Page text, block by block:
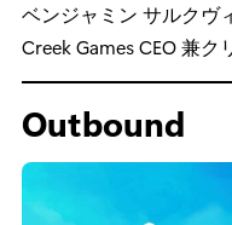
ベンジャミン サルクヴ
Creek Games CEO 兼
Outbound